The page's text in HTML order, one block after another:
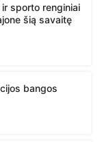
ir sporto renginiai
šią savaitę
bangos